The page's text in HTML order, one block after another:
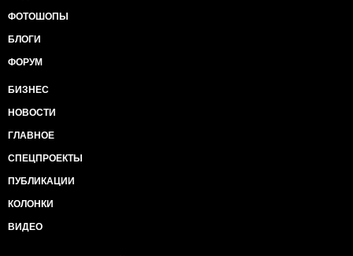
ФОТОШОПЫ
БЛОГИ
ФОРУМ
БИЗНЕС
НОВОСТИ
ГЛАВНОЕ
СПЕЦПРОЕКТЫ
ПУБЛИКАЦИИ
КОЛОНКИ
ВИДЕО